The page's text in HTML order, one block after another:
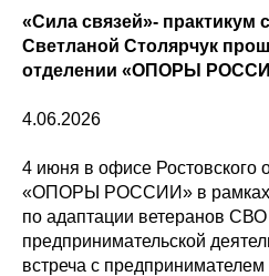
«Сила связей»- практикум
Светланой Столярчук
отделении «ОПОРЫ
4.06.2026
4 июня в офисе Ростовского
«ОПОРЫ РОССИИ» в рамках
по адаптации ветеранов
предпринимательской
встреча с